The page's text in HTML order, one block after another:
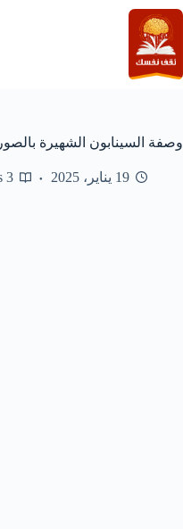
التجاوز
إلى
المحتوى
وصفة السينابون الشهيرة بالصور
19 يناير، 2025 3 mins